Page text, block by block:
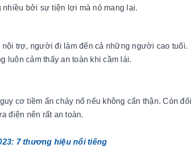
bởi sự tiện lợi mà nó mang lại.
trợ, người đi làm đến cả những người cao tuổi.
luôn cảm thấy an toàn khi cầm lái.
cơ tiềm ẩn cháy nổ nếu không cẩn thận. Còn đối
điện nên rất an toàn.
7 thương hiệu nổi tiếng